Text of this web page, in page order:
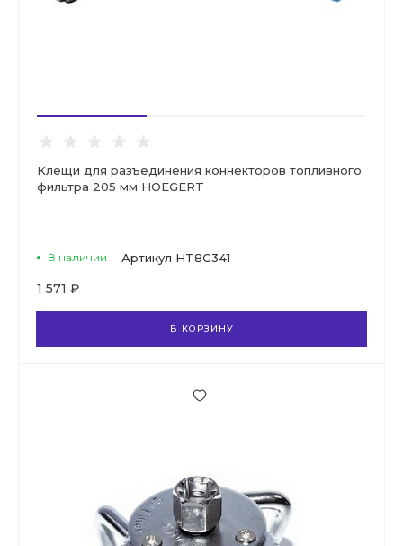
Клещи для разъединения коннекторов топливного
фильтра 205 мм HOEGERT
В наличии Артикул HT8G341
1 571 ₽
В КОРЗИНУ